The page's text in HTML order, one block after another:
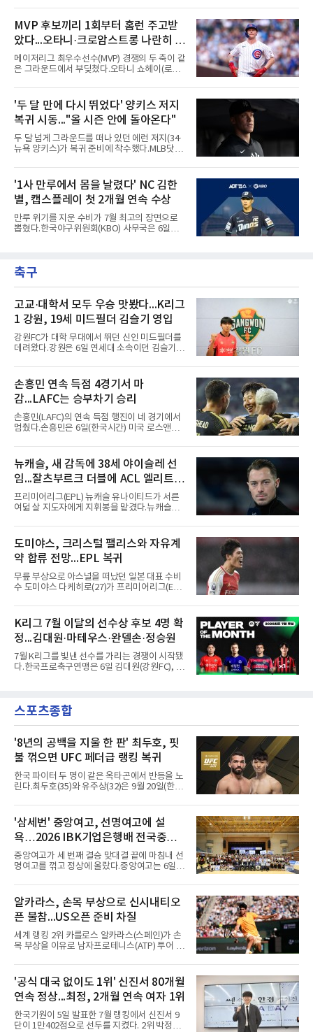
리를 맞혔다. 토레스와 시애틀 포수 칼 롤리가 말
을 주고받자 AJ 힌치 디
론은 루키리그 2경기를 거쳐 트리플A 버펄로 바
이슨스로 승격한 뒤 연일 뜨거운 타격감을 보이
고 있다.수치가 압도적이다. 트리플A 15경기에
서 타율 0.407(54타수 22안타), 2홈런, 10타점,
8도루를 기록 중이며 OPS는 1.151에 이른다.
15경기 중 14경기에서 안타를 만들었고 최근 7
경기 연속 안타도 이어갔다.6일(한국시간) 노퍽
을 놓았고, 버펄로는 이 회에만 5점을 뽑아 7-6
역전승을 거뒀다.한국에서의 성적도
MVP 후보끼리 1회부터 홈런 주고받
았다...오타니·크로암스트롱 나란히 홈
런 맞불
메이저리그 최우수선수(MVP) 경쟁의 두 축이 같
은 그라운드에서 부딪쳤다.오타니 쇼헤이(로스
컵스)은 6일(한국시간) 미국 시카고 리글리필드
에서 나란히 홈런 두 방씩을 주고받았다.첫 회부
터 불이 붙었다. 1회초 선두타자 오타니가 컵스
선발 이마나가 쇼타를 상대로 우월 솔로 홈런을
뽑자, 1회말 크로암스트롱이 다저스 선발 에릭
라워를 상대로 중월 솔로 홈런으로 응수했다. 최
근 50년간 리글리필드에서 1회 양 팀 선두타자
10위 이내 선수끼리 이런 공방을 벌인 사례는 처
음이다.흐름은 크로암스트롱
'두 달 만에 다시 뛰었다' 양키스 저지
복귀 시동..."올 시즌 안에 돌아온다"
두 달 넘게 그라운드를 떠나 있던 에런 저지(34·
뉴욕 양키스)가 복귀 준비에 착수했다.MLB닷컴
뒤 야외 달리기와 상체 저항 운동으로 훈련 강도
를 높여도 된다는 허가를 받았다고 전했다.저지
는 이날 뉴욕 양키스타디움에서 열린 세인트루
이스 카디널스전을 앞두고 야구 장비를 착용한
채 스트레칭과 조깅, 저항 밴드 훈련을 소화했
다. 아메리칸리그 최우수선수(MVP) 3회 수상자
인 그가 부상 이후 야외 달리기에 나선 것은 처음
는 것이 계획이었고 올해를 접겠다고 생각한 적
은 없다고 말했다.이탈은
'1사 만루에서 몸을 날렸다' NC 김한
별, 캡스플레이 첫 2개월 연속 수상
만루 위기를 지운 수비가 7월 최고의 장면으로
뽑혔다.한국야구위원회(KBO) 사무국은 6일
이 상 제정 이래 첫 사례다.ADT캡스가 KBO와
함께 시상하는 이 상은 공식 기록위원이 승리 확
최고점을 받은 수비 장면에 준다.수상 장면은 지
난달 23일 서울 잠실구장에서 나왔다. NC가 7-5
로 앞선 8회말 1사 만루에서 김한별은 LG 트윈
스 오지환의 강한 타구에 몸을 날려 막아낸 뒤 유
격수 김주원에게 연결했다. 김주원이 1루수 블
레인에게 던지며 4-6-3 병살타가 완
축구
고교·대학서 모두 우승 맛봤다...K리그
1 강원, 19세 미드필더 김슬기 영입
강원FC가 대학 무대에서 뛰던 신인 미드필더를
데려왔다.강원은 6일 연세대 소속이던 김슬기
조건을 갖췄다.이력은 우승으로 채워져 있다. 수
원고 시절 주축으로 활약하며 지난해 전국고등
리그와 추계전국고등대회 우승에 기여했고, 올
해 연세대 진학 후에는 춘계한산대첩기대학대회
정상에 올랐다. 2024년에는 17세 이하(U-17) 대
표팀 훈련에도 소집됐다.김슬기는 입단하게 돼
기쁘고 영광이라며 프로 무대에서도 성장해 팀
손흥민 연속 득점 4경기서 마
감...LAFC는 승부차기 승리
손흥민(LAFC)의 연속 득점 행진이 네 경기에서
멈췄다.손흥민은 6일(한국시간) 미국 로스앤젤
컵 리그 페이즈 1차전 치바스 과달라하라(멕시
코)전에 선발 출전했으나 공격포인트 없이 후반
41분 타일러 보이드와 교체됐다. 이날 골을 넣었
다면 공식전 5경기 연속 득점이었다. 다만 메이
저리그사커(MLS)에서 이어온 4경기 연속골 기
록은 유지된다.경기는 팽팽했다. 전반 38분 다비
드 마르티네스의 땅볼 크로스를 드니 부앙가가
으로 골대 오른쪽 하단을 찔러 균형을 맞췄다.승
부는 승부차기로 갈렸다. LAFC는
뉴캐슬, 새 감독에 38세 야이슬레 선
임...잘츠부르크 더블에 ACL 엘리트 2
연패 경력
프리미어리그(EPL) 뉴캐슬 유나이티드가 서른
여덟 살 지도자에게 지휘봉을 맡겼다.뉴캐슬은
임을 발표했다. 그는 스페인 라망가에서 진행 중
인 프리시즌 캠프에 곧바로 합류했다. 구단은 유
럽 축구계에서 가장 촉망받는 젊은 감독을 데려
왔다고 밝혔다.이력은 이른 나이에 쌓였다. 서른
셋이던 2021년 오스트리아 레드불 잘츠부르크
사령탑에 올라 첫 시즌 리그와 컵대회를 동시에
제패했고, 구단 역사상 처음으로 팀을 유럽축구
다. 2023년 사우디아라비아 알아흘리로 옮겨
2024-2025시즌과 2025-2026시즌
도미야스, 크리스털 팰리스와 자유계
약 합류 전망...EPL 복귀
무릎 부상으로 아스널을 떠났던 일본 대표 수비
수 도미야스 다케히로(27)가 프리미어리그(EPL)
스가 입단 테스트를 마치고 크리스털 팰리스에
자유계약(FA)으로 합류할 전망이라고 보도했다.
큰 틀의 계약 조건은 이미 합의됐고 구단은 개막
을 앞두고 영입 절차를 서두르고 있다.그의 최근
여정은 순탄치 않았다. 고질적인 무릎 부상 끝에
지난 시즌 아스널과 상호 합의로 계약을 해지했
고, 네덜란드 아약스에서 시즌 막판 8경기를 소
다.구단의 판단은 신중했다. 크리스털 팰리스는
기량을 확신하면서도 부상
K리그 7월 이달의 선수상 후보 4명 확
정...김대원·마테우스·완델손·정승원
7월 K리그를 빛낸 선수를 가리는 경쟁이 시작됐
다.한국프로축구연맹은 6일 김대원(강원FC), 마
원이 앞선다. 7월에만 5골을 몰아쳤고 18~20라
운드 세 경기 연속 골에 19라운드 포항전 멀티
베스트11 3회에도 이름을 올렸다.나머지 후보도
만만치 않다. 마테우스는 안양 전 경기에 나서 3
골 2도움을 기록했고 19라운드 부천 원정에서 1
골 1도움으로 역전승을 이끌었다. 김대원은 강
원 전 경기를 소화하며 2골 2도움을 남겼고 18라
운드 김천전 멀티 골로 MVP
스포츠종합
'8년의 공백을 지울 한 판' 최두호, 핏
불 꺾으면 UFC 페더급 랭킹 복귀
한국 파이터 두 명이 같은 옥타곤에서 반등을 노
린다.최두호(35)와 유주상(32)은 9월 20일(한국
서 열리는 'UFC 331: 반 vs 판토자 2'에 출전해
각각 파트리시우 핏불(39·브라질), 마이클 애즈
웰 주니어(25·미국)와 맞선다.최두호의 목표는 8
년 만의 페더급 랭킹 재진입이다. 데뷔 후 3연속
KO승으로 11위까지 올랐던 그는 2018년 7월 순
위에서 빠졌고, 병역을 마치고 2023년 복귀한
뒤 1무에 이어 다시 3연속 KO승을 기록했다.상
패 중 KO 13회, 서브미션 12회, 판정 13회를 고
루 갖췄다. 통산 17승 중 1
'삼세번' 중앙여고, 선명여고에 설
욕…2026 IBK기업은행배 전국중고
배구대회 우승
중앙여고가 세 번째 결승 맞대결 끝에 마침내 선
명여고를 꺾고 정상에 올랐다.중앙여고는 6일
행배 전국중고배구대회 18세 이하 여자부 결승
에서 선명여고를 세트스코어 3-1(13-25, 25-14,
25-17, 25-10)로 물리치고 우승을 차지했다.첫
세트를 13-25로 내주며 불안하게 출발한 중앙여
고는 이후 조직력을 되찾아 2세트부터 경기 주
도권을 완전히 장악했다. 강한 서브와 탄탄한 수
비를 앞세워 내리 세 세트를 따내며 짜릿한 역전
권대회 결승에서 모두 선명여고에 패해 준우승
에 머물렀다. 그러나 세 번째
알카라스, 손목 부상으로 신시내티오
픈 불참...US오픈 준비 차질
세계 랭킹 2위 카를로스 알카라스(스페인)가 손
목 부상을 이유로 남자프로테니스(ATP) 투어 신
와 로이터 통신 등이 6일 전했다. US오픈 타이틀
방어 준비에 빨간불이 켜진 셈이다.8일 개막해
23일 막을 내리는 신시내티오픈은 US오픈에 앞
서 열리는 마지막 마스터스 1000 대회다. 지난해
US오픈 챔피언인 그는 4월 바르셀로나오픈 2회
전 기권 이후 손목 문제로 코트를 밟지 못하고 있
'공식 대국 없이도 1위' 신진서 80개월
연속 정상...최정, 2개월 연속 여자 1위
한국기원이 5일 발표한 7월 랭킹에서 신진서 9
단이 1만402점으로 선두를 지켰다. 2위 박정환